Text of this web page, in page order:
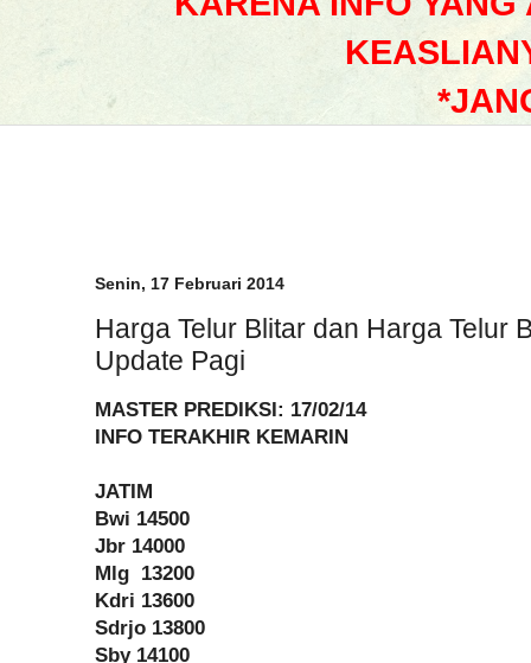
Senin, 17 Februari 2014
Harga Telur Blitar dan Harga Telur
Update Pagi
MASTER PREDIKSI: 17/02/14
INFO TERAKHIR KEMARIN
JATIM
Bwi 14500
Jbr 14000
Mlg 13200
Kdri 13600
Sdrjo 13800
Sby 14100